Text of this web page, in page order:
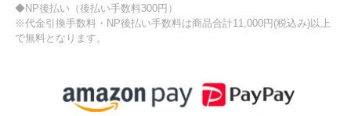
◆NP後払い（後払い手数料300円）
※代金引換手数料・NP後払い手数料は商品合計11,000円(税込み)以上
で無料となります。